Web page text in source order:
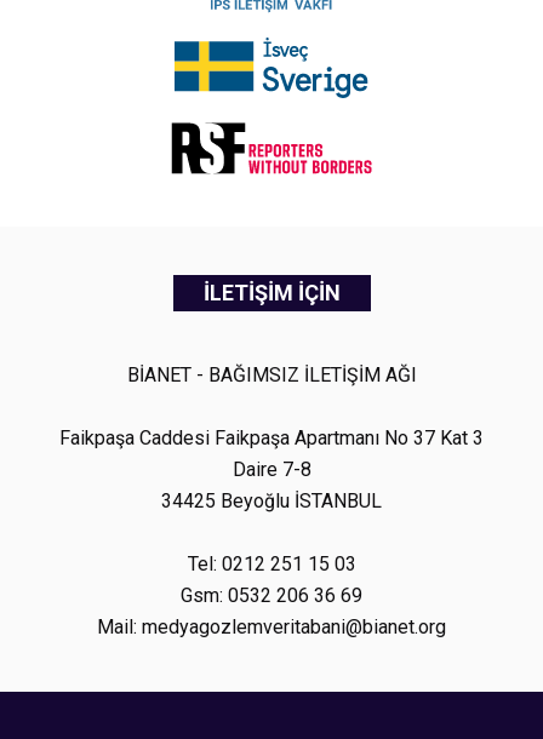
İLETİŞİM İÇİN
BİANET - BAĞIMSIZ İLETİŞİM AĞI
Faikpaşa Caddesi Faikpaşa Apartmanı No 37 Kat 3
Daire 7-8
34425 Beyoğlu İSTANBUL
Tel: 0212 251 15 03
Gsm: 0532 206 36 69
Mail: medyagozlemveritabani@bianet.org